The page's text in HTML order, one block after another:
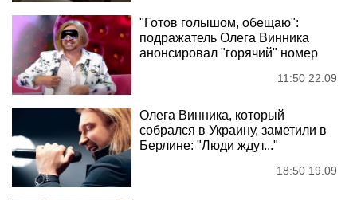
"Готов голышом, обещаю":
подражатель Олега Винника
анонсировал "горячий" номер
11:50 22.09
Олега Винника, который
собрался в Украину, заметили в
Берлине: "Люди ждут..."
18:50 19.09